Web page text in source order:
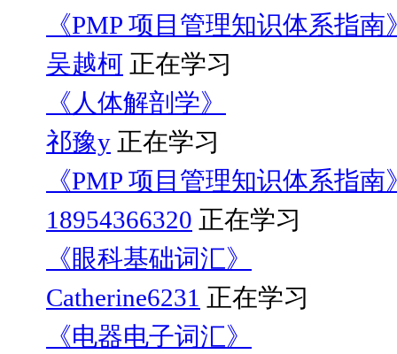
《PMP 项目管理知识体系指南
吴越柯 正在学习
《人体解剖学》
祁豫y 正在学习
《PMP 项目管理知识体系指南
18954366320 正在学习
《眼科基础词汇》
Catherine6231 正在学习
《电器电子词汇》